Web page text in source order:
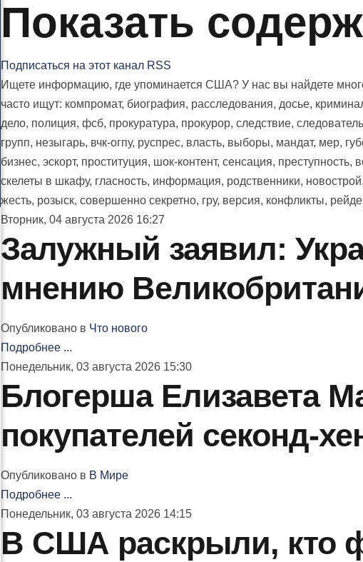
Показать
Подписаться на этот канал RSS
Ищете информацию, где упоминается США? У нас вы найдете
часто ищут: компромат, биография, расследования, досье,
дело, полиция, фсб, прокуратура, прокурор, следствие,
групп, незыгарь, вчк-огпу, руспрес, власть, выборы, мандат, мер,
бизнес, эскорт, проституция, шок-контент, сенсация,
скелеты в шкафу, гласность, информация, родственники,
жесть, розыск, совершенно секретно, гру, версия, конфликты,
Вторник, 04 августа 2026 16:27
Залужный заявил:
мнению
Опубликовано в Что нового
Подробнее ...
Понедельник, 03 августа 2026 15:30
Блогерша Елизавета
покупателей секонд-
Опубликовано в В Мире
Подробнее ...
Понедельник, 03 августа 2026 14:15
В США раскрыли, кто